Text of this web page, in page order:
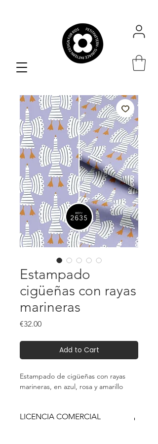
Estampado
cigüeñas con rayas
marineras
€32.00Price
Add to Cart
Estampado de cigüeñas con rayas
marineras, en azul, rosa y amarillo
LICENCIA COMERCIAL